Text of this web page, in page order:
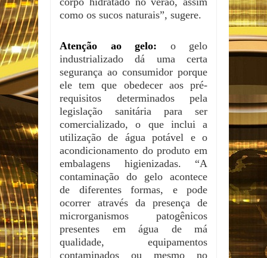
como os sucos naturais”, sugere.
Atenção ao gelo: o gelo
industrializado dá uma certa
segurança ao consumidor porque
ele tem que obedecer aos pré-
requisitos determinados pela
legislação sanitária para ser
comercializado, o que inclui a
utilização de água potável e o
acondicionamento do produto em
embalagens higienizadas. “A
contaminação do gelo acontece
de diferentes formas, e pode
ocorrer através da presença de
microrganismos patogênicos
presentes em água de má
qualidade, equipamentos
contaminados ou mesmo no